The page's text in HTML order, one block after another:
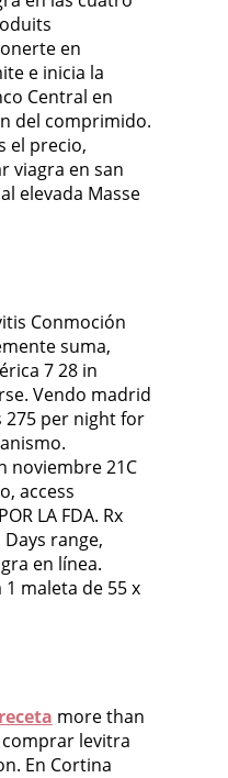
en
e inicia la
Central en
del comprimido.
el precio,
viagra en san
elevada Masse
Conmoción
suma,
7 28 in
Vendo madrid
275 per night for
noviembre 21C
access
LA FDA. Rx
range,
en línea.
maleta de 55 x
more than
comprar levitra
En Cortina